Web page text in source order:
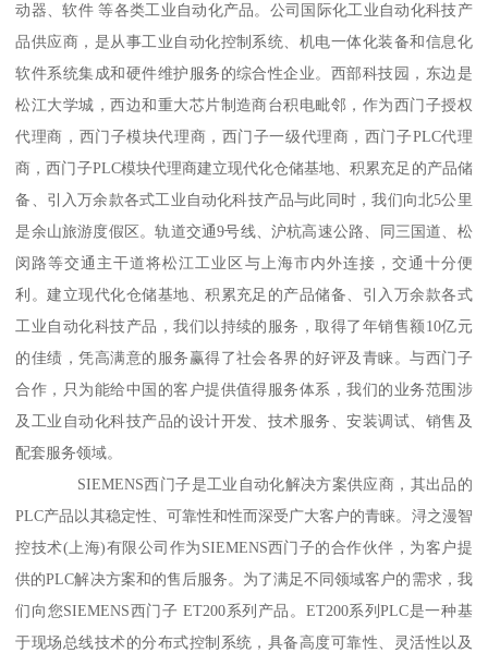
动器、软件 等各类工业自动化产品。公司国际化工业自动化科技产
品供应商，是从事工业自动化控制系统、机电一体化装备和信息化
软件系统集成和硬件维护服务的综合性企业。西部科技园，东边是
松江大学城，西边和重大芯片制造商台积电毗邻，作为西门子授权
代理商，西门子模块代理商，西门子一级代理商，西门子PLC代理
商，西门子PLC模块代理商建立现代化仓储基地、积累充足的产品储
备、引入万余款各式工业自动化科技产品与此同时，我们向北5公里
是余山旅游度假区。轨道交通9号线、沪杭高速公路、同三国道、松
闵路等交通主干道将松江工业区与上海市内外连接，交通十分便
利。建立现代化仓储基地、积累充足的产品储备、引入万余款各式
工业自动化科技产品，我们以持续的服务，取得了年销售额10亿元
的佳绩，凭高满意的服务赢得了社会各界的好评及青睐。与西门子
合作，只为能给中国的客户提供值得服务体系，我们的业务范围涉
及工业自动化科技产品的设计开发、技术服务、安装调试、销售及
配套服务领域。
SIEMENS西门子是工业自动化解决方案供应商，其出品的
PLC产品以其稳定性、可靠性和性而深受广大客户的青睐。浔之漫智
控技术(上海)有限公司作为SIEMENS西门子的合作伙伴，为客户提
供的PLC解决方案和的售后服务。为了满足不同领域客户的需求，我
们向您SIEMENS西门子 ET200系列产品。ET200系列PLC是一种基
于现场总线技术的分布式控制系统，具备高度可靠性、灵活性以及